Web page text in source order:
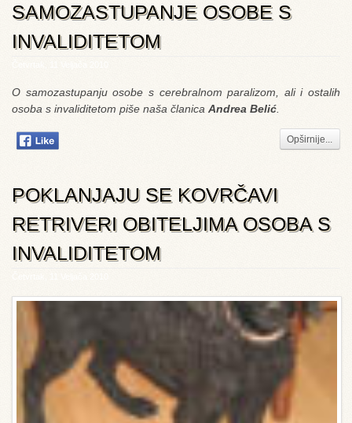
SAMOZASTUPANJE OSOBE S
INVALIDITETOM
O samozastupanju osobe s cerebralnom paralizom, ali i ostalih
osoba s invaliditetom piše naša članica Andrea Belić
Opširnije...
POKLANJAJU SE KOVRČAVI
RETRIVERI OBITELJIMA OSOBA S
INVALIDITETOM